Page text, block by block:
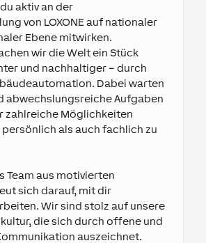
aktiv an der
von LOXONE auf nationaler
Ebene mitwirken.
wir die Welt ein Stück
und nachhaltiger – durch
Dabei warten
abwechslungsreiche Aufgaben
zahlreiche Möglichkeiten
als auch fachlich zu
Team aus motivierten
sich darauf, mit dir
Wir sind stolz auf unsere
die sich durch offene und
auszeichnet.